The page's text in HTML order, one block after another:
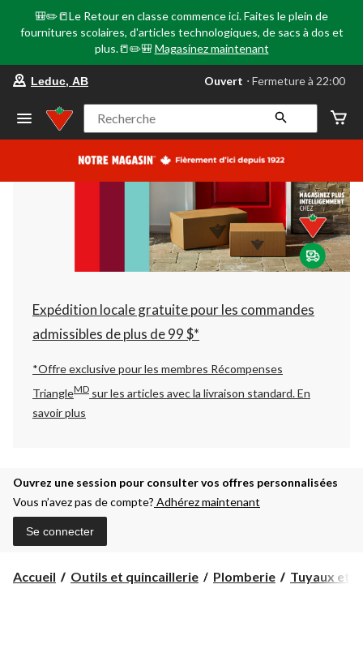
🎒✏️📒Le Retour en classe commence ici. Faites le plein de
fournitures scolaires, d'articles technologiques, de sacs à dos et
plus.📒✏️🎒 Magasinez maintenant
votre
préféré
Leduc,
AB,
courament
Fermeture
à
22:00
cliquer
pour
changer
Leduc, AB Ouvert ⋅ Fermeture à 22:00
Recherche
Expédition locale gratuite pour les commandes
admissibles de plus de 99 $*
*Offre exclusive pour les membres Récompenses
TriangleMD sur les articles avec la livraison standard.En
savoir plus
Ouvrez une session pour consulter vos offres personnalisées
Vous n’avez pas de compte? Adhérez maintenant
Se connecter
Accueil Outils et quincaillerie Plomberie Tuyaux et